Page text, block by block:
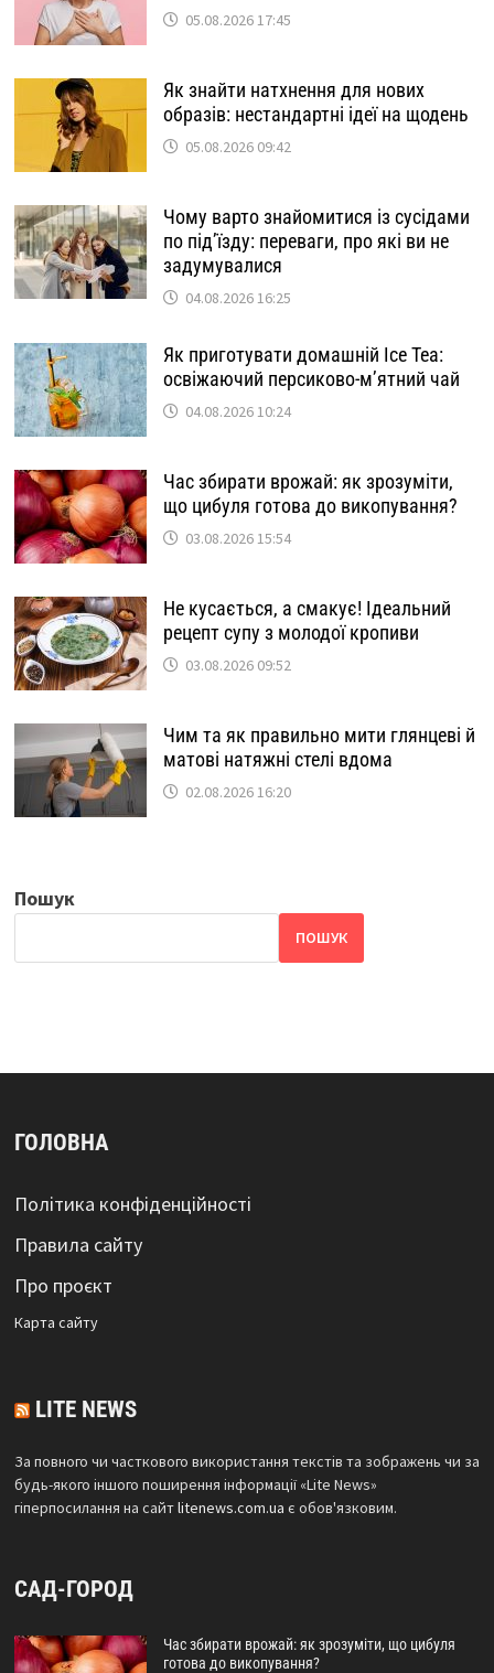
05.08.2026 17:45
Як знайти натхнення для нових
образів: нестандартні ідеї на щодень
05.08.2026 09:42
Чому варто знайомитися із сусідами
по під’їзду: переваги, про які ви не
задумувалися
04.08.2026 16:25
Як приготувати домашній Ice Tea:
освіжаючий персиково-м’ятний чай
04.08.2026 10:24
Час збирати врожай: як зрозуміти,
що цибуля готова до викопування?
03.08.2026 15:54
Не кусається, а смакує! Ідеальний
рецепт супу з молодої кропиви
03.08.2026 09:52
Чим та як правильно мити глянцеві й
матові натяжні стелі вдома
02.08.2026 16:20
Пошук
ПОШУК
ГОЛОВНА
Політика конфіденційності
Правила сайту
Про проєкт
Карта сайтy
LITE NEWS
За повного чи часткового використання текстів та зображень чи за
будь-якого іншого поширення інформації «Lite News»
гіперпосилання на сайтlitenews.com.ua є обов'язковим.
САД-ГОРОД
Час збирати врожай: як зрозуміти, що цибуля
готова до викопування?